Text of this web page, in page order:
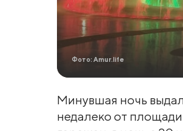
Фото: Amur.life
Минувшая ночь
недалеко от